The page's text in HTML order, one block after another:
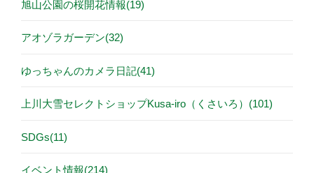
旭山公園の桜開花情報(19)
アオゾラガーデン(32)
ゆっちゃんのカメラ日記(41)
上川大雪セレクトショップKusa-iro（くさいろ）(101)
SDGs(11)
イベント情報(214)